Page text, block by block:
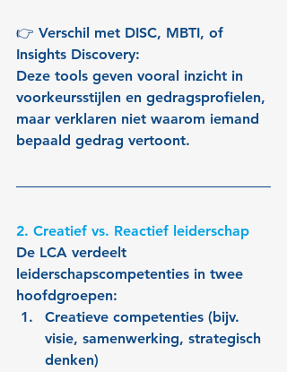
👉 Verschil met DISC, MBTI, of
Insights Discovery:
Deze tools geven vooral inzicht in
voorkeursstijlen en gedragsprofielen,
maar verklaren niet waarom iemand
bepaald gedrag vertoont.
2. Creatief vs. Reactief leiderschap
De LCA verdeelt
leiderschapscompetenties in twee
hoofdgroepen:
Creatieve competenties (bijv.
visie, samenwerking, strategisch
denken)